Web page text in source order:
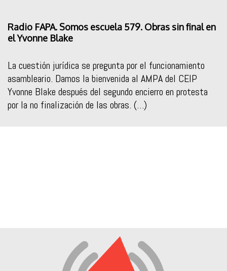
Radio FAPA. Somos escuela 579. Obras sin final en
el Yvonne Blake
La cuestión jurídica se pregunta por el funcionamiento
asambleario. Damos la bienvenida al AMPA del CEIP
Yvonne Blake después del segundo encierro en protesta
por la no finalización de las obras. (…)